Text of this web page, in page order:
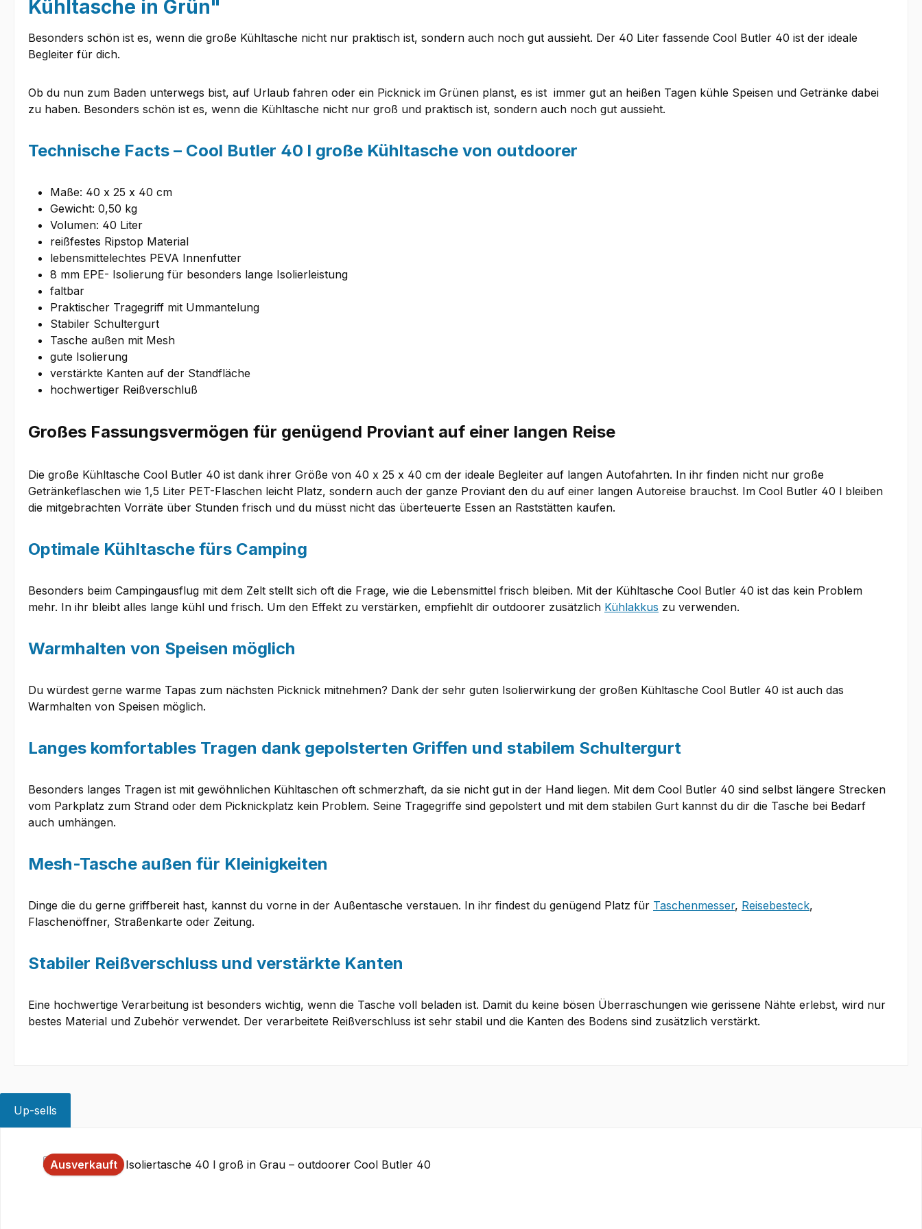
Kühltasche in Grün"
Besonders schön ist es, wenn die große Kühltasche nicht nur praktisch ist, sondern auch noch gut aussieht. Der 40 Liter fassende Cool Butler 40 ist der ideale
Begleiter für dich.
Ob du nun zum Baden unterwegs bist, auf Urlaub fahren oder ein Picknick im Grünen planst, es ist immer gut an heißen Tagen kühle Speisen und Getränke dabei
zu haben. Besonders schön ist es, wenn die Kühltasche nicht nur groß und praktisch ist, sondern auch noch gut aussieht.
Technische Facts – Cool Butler 40 l große Kühltasche von outdoorer
Maße: 40 x 25 x 40 cm
Gewicht: 0,50 kg
Volumen: 40 Liter
reißfestes Ripstop Material
lebensmittelechtes PEVA Innenfutter
8 mm EPE- Isolierung für besonders lange Isolierleistung
faltbar
Praktischer Tragegriff mit Ummantelung
Stabiler Schultergurt
Tasche außen mit Mesh
gute Isolierung
verstärkte Kanten auf der Standfläche
hochwertiger Reißverschluß
Großes Fassungsvermögen für genügend Proviant auf einer langen Reise
Die große Kühltasche Cool Butler 40 ist dank ihrer Größe von 40 x 25 x 40 cm der ideale Begleiter auf langen Autofahrten. In ihr finden nicht nur große
Getränkeflaschen wie 1,5 Liter PET-Flaschen leicht Platz, sondern auch der ganze Proviant den du auf einer langen Autoreise brauchst. Im Cool Butler 40 l bleiben
die mitgebrachten Vorräte über Stunden frisch und du müsst nicht das überteuerte Essen an Raststätten kaufen.
Optimale Kühltasche fürs Camping
Besonders beim Campingausflug mit dem Zelt stellt sich oft die Frage, wie die Lebensmittel frisch bleiben. Mit der Kühltasche Cool Butler 40 ist das kein Problem
mehr. In ihr bleibt alles lange kühl und frisch. Um den Effekt zu verstärken, empfiehlt dir outdoorer zusätzlich Kühlakkus zu verwenden.
Warmhalten von Speisen möglich
Du würdest gerne warme Tapas zum nächsten Picknick mitnehmen? Dank der sehr guten Isolierwirkung der großen Kühltasche Cool Butler 40 ist auch das
Warmhalten von Speisen möglich.
Langes komfortables Tragen dank gepolsterten Griffen und stabilem Schultergurt
Besonders langes Tragen ist mit gewöhnlichen Kühltaschen oft schmerzhaft, da sie nicht gut in der Hand liegen. Mit dem Cool Butler 40 sind selbst längere Strecken
vom Parkplatz zum Strand oder dem Picknickplatz kein Problem. Seine Tragegriffe sind gepolstert und mit dem stabilen Gurt kannst du dir die Tasche bei Bedarf
auch umhängen.
Mesh-Tasche außen für Kleinigkeiten
Dinge die du gerne griffbereit hast, kannst du vorne in der Außentasche verstauen. In ihr findest du genügend Platz für Taschenmesser, Reisebesteck,
Flaschenöffner, Straßenkarte oder Zeitung.
Stabiler Reißverschluss und verstärkte Kanten
Eine hochwertige Verarbeitung ist besonders wichtig, wenn die Tasche voll beladen ist. Damit du keine bösen Überraschungen wie gerissene Nähte erlebst, wird nur
bestes Material und Zubehör verwendet. Der verarbeitete Reißverschluss ist sehr stabil und die Kanten des Bodens sind zusätzlich verstärkt.
Up-sells
Ausverkauft